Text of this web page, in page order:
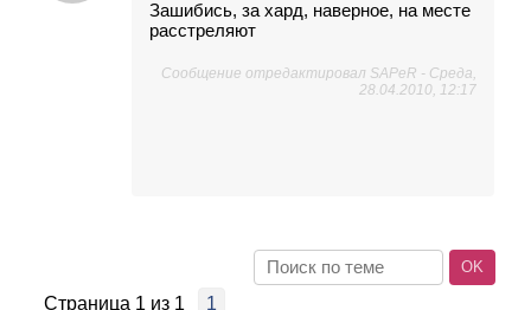
Зашибись, за хард, наверное, на месте
расстреляют
Сообщение отредактировал SAPeR - Среда,
28.04.2010, 12:17
Страница 1 из 1 1